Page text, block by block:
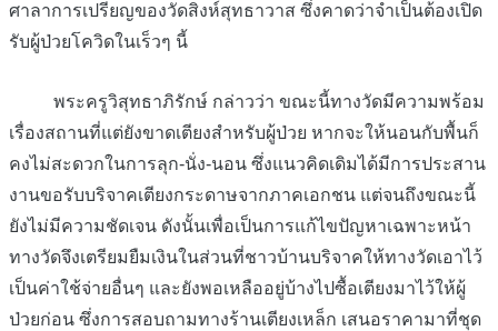
ศาลาการเปรียญของวัดสิงห์สุทธาวาส ซึ่งคาดว่าจำเป็นต้องเปิด
รับผู้ป่วยโควิดในเร็วๆ นี้
พระครูวิสุทธาภิรักษ์ กล่าวว่า ขณะนี้ทางวัดมีความพร้อม
เรื่องสถานที่แต่ยังขาดเตียงสำหรับผู้ป่วย หากจะให้นอนกับพื้นก็
คงไม่สะดวกในการลุก-นั่ง-นอน ซึ่งแนวคิดเดิมได้มีการประสาน
งานขอรับบริจาคเตียงกระดาษจากภาคเอกชน แต่จนถึงขณะนี้
ยังไม่มีความชัดเจน ดังนั้นเพื่อเป็นการแก้ไขปัญหาเฉพาะหน้า
ทางวัดจึงเตรียมยืมเงินในส่วนที่ชาวบ้านบริจาคให้ทางวัดเอาไว้
เป็นค่าใช้จ่ายอื่นๆ และยังพอเหลืออยู่บ้างไปซื้อเตียงมาไว้ให้ผู้
ป่วยก่อน ซึ่งการสอบถามทางร้านเตียงเหล็ก เสนอราคามาที่ชุด